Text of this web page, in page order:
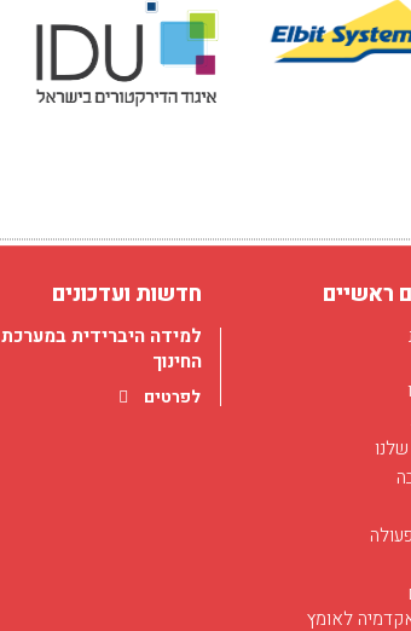
ראשיים
לאומץ
חדשות ועדכונים
הנחיה של מועמדים ללימודי
לפרטים
למידה היברידית במערכת
החינוך
לפרטים